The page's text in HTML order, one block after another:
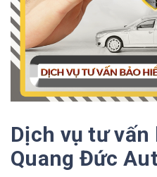
Dịch vụ tư
Quang Đức